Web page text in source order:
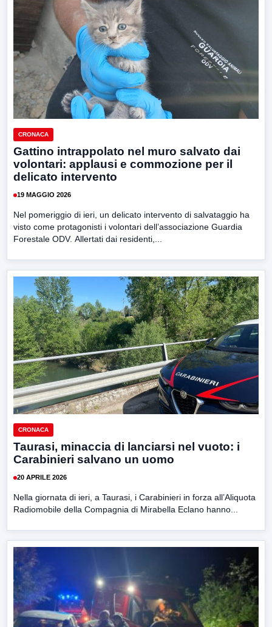
CRONACA
Gattino intrappolato nel muro salvato dai
volontari: applausi e commozione per il
delicato intervento
19 MAGGIO 2026
Nel pomeriggio di ieri, un delicato intervento di salvataggio ha
visto come protagonisti i volontari dell’associazione Guardia
Forestale ODV. Allertati dai residenti,...
CRONACA
Taurasi, minaccia di lanciarsi nel vuoto: i
Carabinieri salvano un uomo
20 APRILE 2026
Nella giornata di ieri, a Taurasi, i Carabinieri in forza all’Aliquota
Radiomobile della Compagnia di Mirabella Eclano hanno...